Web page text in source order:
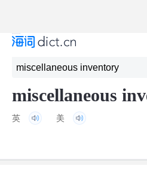
miscellaneous
英 美